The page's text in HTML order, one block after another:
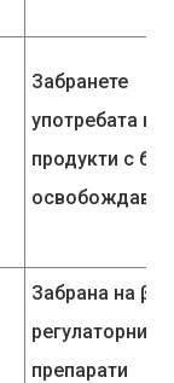
Забранете
употребата на
продукти с
Забрана на β2
регулаторни
препарати